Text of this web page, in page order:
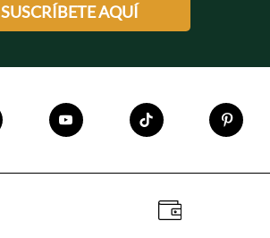
SUSCRÍBETE AQUÍ